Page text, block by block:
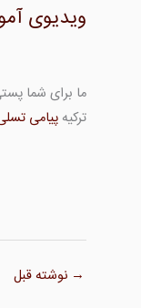
ویدیوی
ما برای شما
ترکیه پیامی
→ نوشته قبل